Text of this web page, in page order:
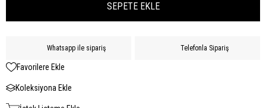
Whatsapp ile sipariş Telefonla Sipariş
Favorilere Ekle
Koleksiyona Ekle